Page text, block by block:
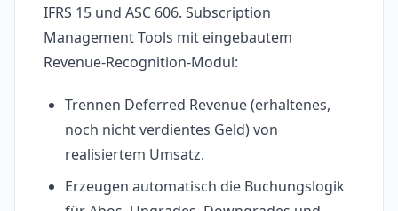
IFRS 15 und ASC 606. Subscription
Management Tools mit eingebautem
Revenue-Recognition-Modul:
Trennen Deferred Revenue (erhaltenes,
noch nicht verdientes Geld) von
realisiertem Umsatz.
Erzeugen automatisch die Buchungslogik